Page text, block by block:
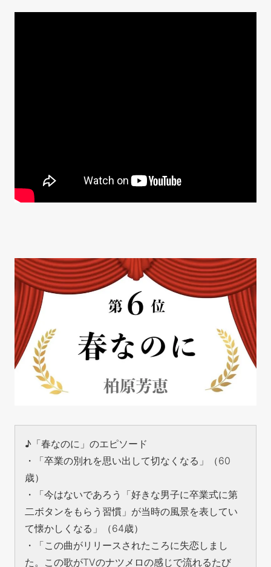
♪「春なのに」のエピソード
・「卒業の別れを思い出して切なくなる」（60
歳）
・「今はないであろう「好きな男子に卒業式に第
二ボタンをもらう習慣」が当時の風景を表してい
て懐かしくなる」（64歳）
・「この曲がリリースされたころに失恋しまし
た。この歌がTVのナツメロの感じで流れるたび